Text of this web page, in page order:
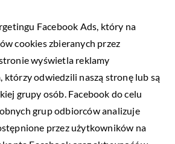
Facebook Ads, który na
cookies zbieranych przez
wyświetla reklamy
którzy odwiedzili naszą stronę lub są
grupy osób. Facebook do celu
grup odbiorców analizuje
przez użytkowników na